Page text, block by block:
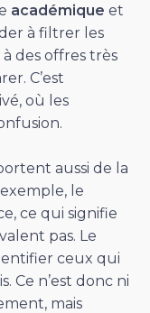
académique et
à filtrer les
des offres très
C’est
où les
aussi de la
le
ce qui signifie
pas. Le
ceux qui
Ce n’est donc ni
mais